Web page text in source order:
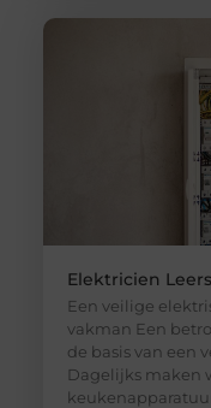
Elektricien
Een veilige
vakman Een
de basis van een
Dagelijks maken